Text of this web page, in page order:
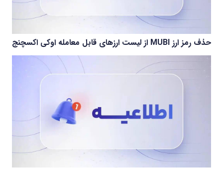
حذف رمز ارز MUBI از لیست ارزهای قابل معامله اوکی اکسچنج